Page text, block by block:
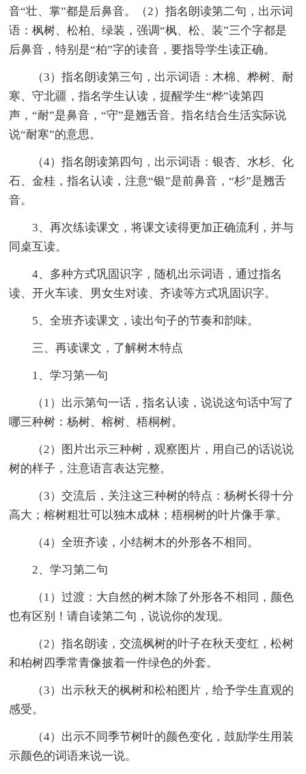
音“壮、掌”都是后鼻音。（2）指名朗读第二句，出示词
语：枫树、松柏、绿装，强调“枫、松、装”三个字都是
后鼻音，特别是“柏”字的读音，要指导学生读正确。
（3）指名朗读第三句，出示词语：木棉、桦树、耐
寒、守北疆，指名学生认读，提醒学生“桦”读第四
声，“耐”是鼻音，“守”是翘舌音。指名结合生活实际说
说“耐寒”的意思。
（4）指名朗读第四句，出示词语：银杏、水杉、化
石、金桂，指名认读，注意“银”是前鼻音，“杉”是翘舌
音。
3、再次练读课文，将课文读得更加正确流利，并与
同桌互读。
4、多种方式巩固识字，随机出示词语，通过指名
读、开火车读、男女生对读、齐读等方式巩固识字。
5、全班齐读课文，读出句子的节奏和韵味。
三、再读课文，了解树木特点
1、学习第一句
（1）出示第句一话，指名认读，说说这句话中写了
哪三种树：杨树、榕树、梧桐树。
（2）图片出示三种树，观察图片，用自己的话说说
树的样子，注意语言表达完整。
（3）交流后，关注这三种树的特点：杨树长得十分
高大；榕树粗壮可以独木成林；梧桐树的叶片像手掌。
（4）全班齐读，小结树木的外形各不相同。
2、学习第二句
（1）过渡：大自然的树木除了外形各不相同，颜色
也有区别！请自读第二句，说说你的发现。
（2）指名朗读，交流枫树的叶子在秋天变红，松树
和柏树四季常青像披着一件绿色的外套。
（3）出示秋天的枫树和松柏图片，给予学生直观的
感受。
（4）出示不同季节树叶的颜色变化，鼓励学生用装
示颜色的词语来说一说。